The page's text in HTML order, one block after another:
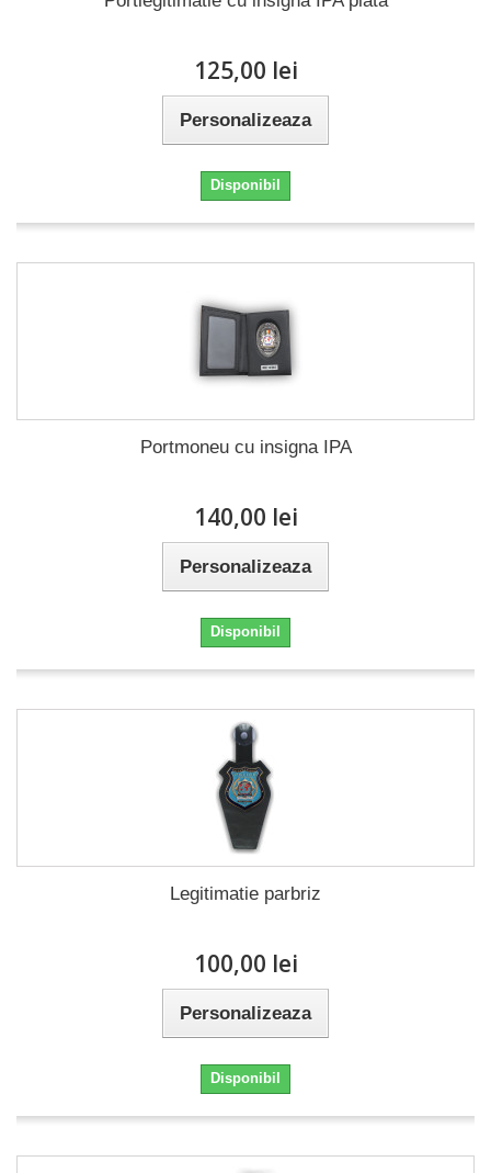
125,00 lei
Personalizeaza
Disponibil
Portmoneu cu insigna IPA
140,00 lei
Personalizeaza
Disponibil
Legitimatie parbriz
100,00 lei
Personalizeaza
Disponibil